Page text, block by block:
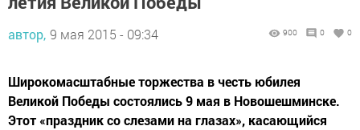
автор, 9 мая 2015 - 09:34 900 0 0
Широкомасштабные торжества в честь юбилея
Великой Победы состоялись 9 мая в Новошешминске.
Этот «праздник со слезами на глазах», касающийся